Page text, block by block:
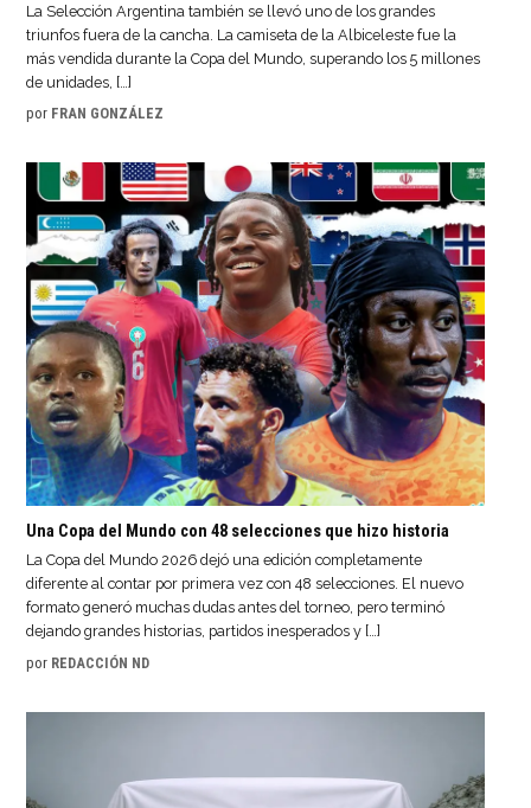
La Selección Argentina también se llevó uno de los grandes
triunfos fuera de la cancha. La camiseta de la Albiceleste fue la
más vendida durante la Copa del Mundo, superando los 5 millones
de unidades, […]
por FRAN GONZÁLEZ
Una Copa del Mundo con 48 selecciones que hizo historia
La Copa del Mundo 2026 dejó una edición completamente
diferente al contar por primera vez con 48 selecciones. El nuevo
formato generó muchas dudas antes del torneo, pero terminó
dejando grandes historias, partidos inesperados y […]
por REDACCIÓN ND